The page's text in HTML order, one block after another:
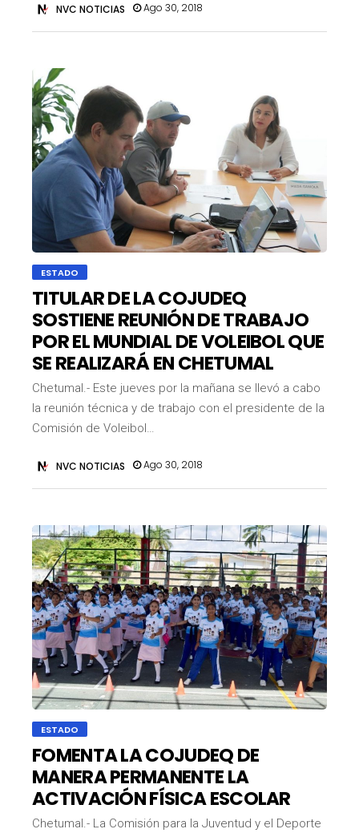
NVC NOTICIAS Ago 30, 2018
ESTADO
TITULAR DE LA COJUDEQ
SOSTIENE REUNIÓN DE TRABAJO
POR EL MUNDIAL DE VOLEIBOL QUE
SE REALIZARÁ EN CHETUMAL
Chetumal.- Este jueves por la mañana se llevó a cabo
la reunión técnica y de trabajo con el presidente de la
Comisión de Voleibol…
NVC NOTICIAS Ago 30, 2018
ESTADO
FOMENTA LA COJUDEQ DE
MANERA PERMANENTE LA
ACTIVACIÓN FÍSICA ESCOLAR
Chetumal.- La Comisión para la Juventud y el Deporte